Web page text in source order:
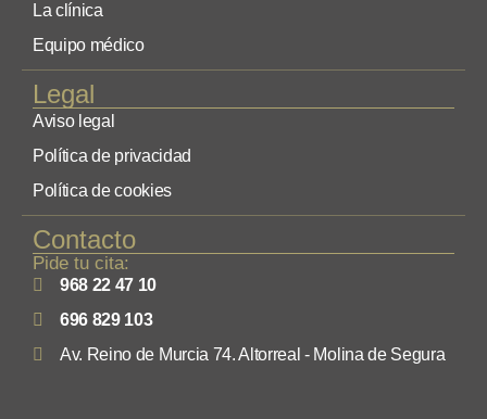
La clínica
Equipo médico
Legal
Aviso legal
Política de privacidad
Política de cookies
Contacto
Pide tu cita:
968 22 47 10
696 829 103
Av. Reino de Murcia 74. Altorreal - Molina de Segura